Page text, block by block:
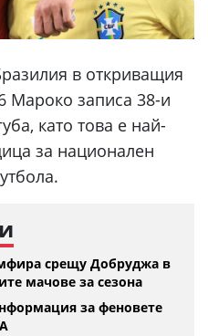
в откриващия
Мароко записа 38-и
като това е най-
за национален
срещу Добруджа в
мачове за сезона
за феновете